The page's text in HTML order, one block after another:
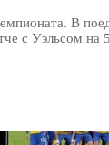
В
с Уэльсом на